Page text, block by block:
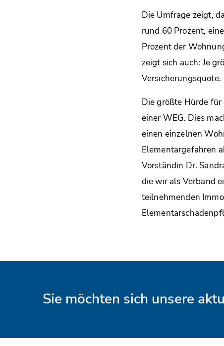
Die Umfrage zeigt,
rund 60 Prozent,
Prozent der
zeigt sich auch: Je
Versicherungsquote.
Die größte Hürde
einer WEG. Dies
einen einzelnen
Elementargefahren
Vorständin Dr.
die wir als Verband
teilnehmenden
Sie möchten sich unsere